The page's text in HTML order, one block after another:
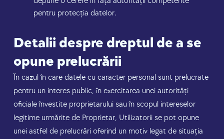
pentru protecția datelor.
Detalii despre dreptul de a se
opune prelucrării
În cazul în care datele cu caracter personal sunt prelucrate
pentru un interes public, în exercitarea unei autorități
oficiale învestite proprietarului sau în scopul intereselor
legitime urmărite de Proprietar, Utilizatorii se pot opune
unei astfel de prelucrări oferind un motiv legat de situația